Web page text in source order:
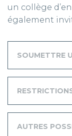
un collège
également
SOUMETTRE
AUTRES